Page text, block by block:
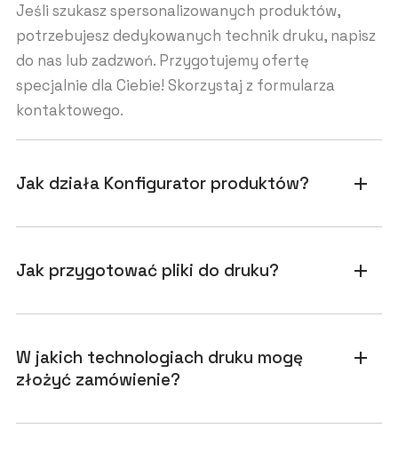
Jeśli szukasz spersonalizowanych produktów,
potrzebujesz dedykowanych technik druku, napisz
do nas lub zadzwoń. Przygotujemy ofertę
specjalnie dla Ciebie! Skorzystaj z formularza
kontaktowego.
Jak działa Konfigurator produktów? add
Jak przygotować pliki do druku? add
W jakich technologiach druku mogę
złożyć zamówienie?
add